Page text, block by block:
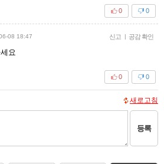
0
0
08 18:47 신고 | 공감 확인
요
0
0
새로고침
등록